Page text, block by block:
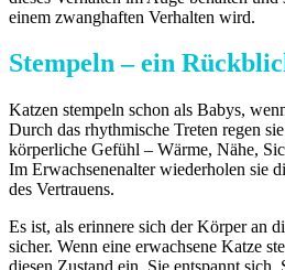
einem zwanghaften Verhalten wird.
Stempeln – ein
Katzen stempeln schon als Babys,
Durch das rhythmische Treten regen
körperliche Gefühl – Wärme, Nähe,
Im Erwachsenenalter wiederholen sie
des Vertrauens.
Es ist, als erinnere sich der Körper an
sicher. Wenn eine erwachsene Katze